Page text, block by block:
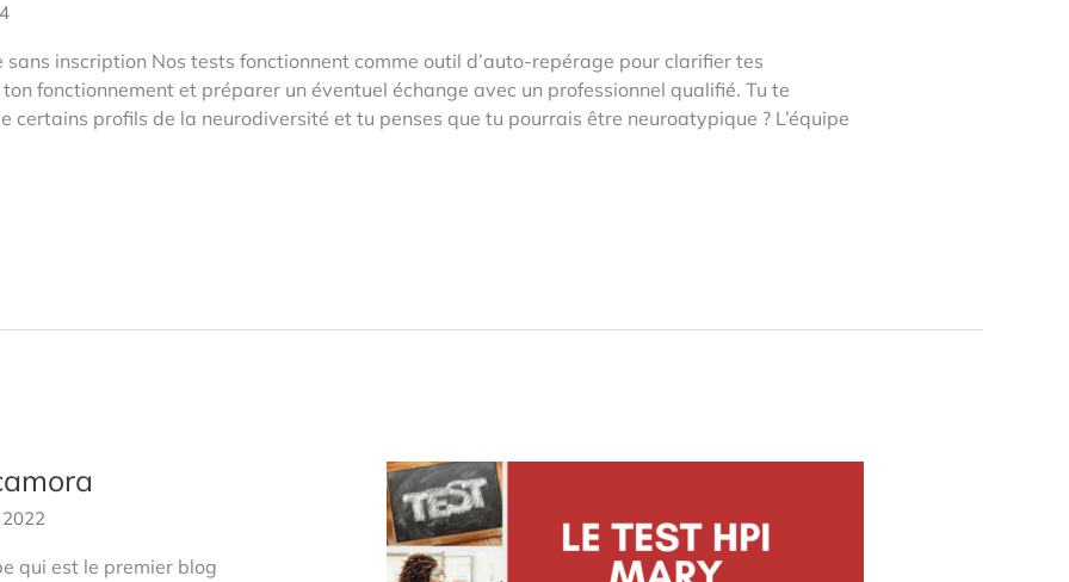
inscription Nos tests fonctionnent comme outil d’auto-repérage pour clarifier tes
fonctionnement et préparer un éventuel échange avec un professionnel qualifié. Tu te
certains profils de la neurodiversité et tu penses que tu pourrais être neuroatypique ? L’équipe
qui est le premier blog